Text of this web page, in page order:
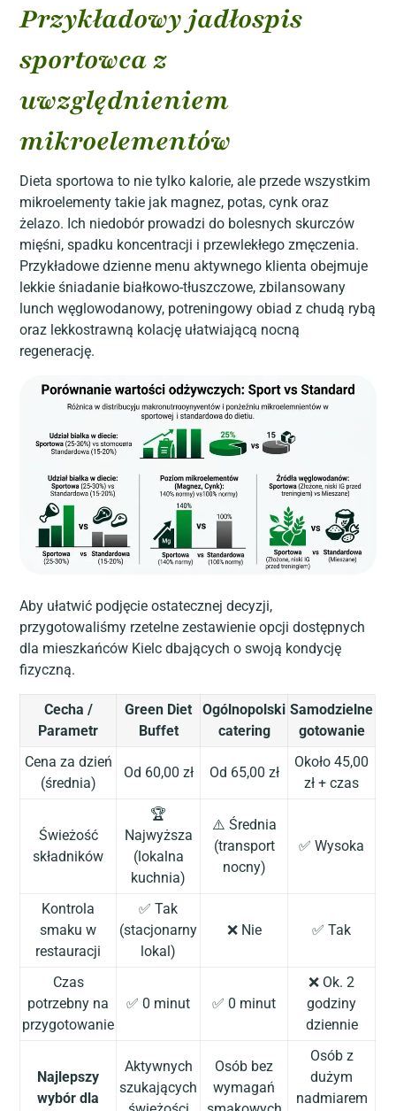
Przykładowy jadłospis
sportowca z
uwzględnieniem
mikroelementów
Dieta sportowa to nie tylko kalorie, ale przede wszystkim
mikroelementy takie jak magnez, potas, cynk oraz
żelazo. Ich niedobór prowadzi do bolesnych skurczów
mięśni, spadku koncentracji i przewlekłego zmęczenia.
Przykładowe dzienne menu aktywnego klienta obejmuje
lekkie śniadanie białkowo-tłuszczowe, zbilansowany
lunch węglowodanowy, potreningowy obiad z chudą rybą
oraz lekkostrawną kolację ułatwiającą nocną
regenerację.
Aby ułatwić podjęcie ostatecznej decyzji,
przygotowaliśmy rzetelne zestawienie opcji dostępnych
dla mieszkańców Kielc dbających o swoją kondycję
fizyczną.
Cecha /
Parametr
Green Diet
Buffet
Ogólnopolski
catering
Samodzielne
gotowanie
Cena za dzień
(średnia)
Od 60,00 zł Od 65,00 zł
Około 45,00
zł + czas
Świeżość
składników
🏆
Najwyższa
(lokalna
kuchnia)
⚠️ Średnia
(transport
nocny)
✅ Wysoka
Kontrola
smaku w
restauracji
✅ Tak
(stacjonarny
lokal)
❌ Nie ✅ Tak
Czas
potrzebny na
przygotowanie
✅ 0 minut ✅ 0 minut
❌ Ok. 2
godziny
dziennie
Najlepszy
wybór dla
Aktywnych
szukających
Osób bez
wymagań
Osób z
dużym
nadmiarem